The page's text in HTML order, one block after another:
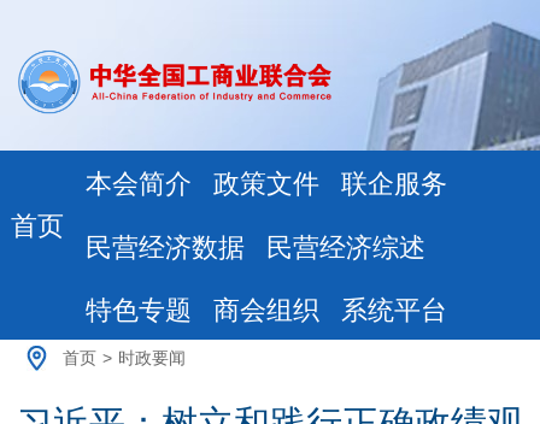
首页
本会简介 政策文件 联企服务
民营经济数据 民营经济综述
特色专题 商会组织 系统平台
首页 > 时政要闻